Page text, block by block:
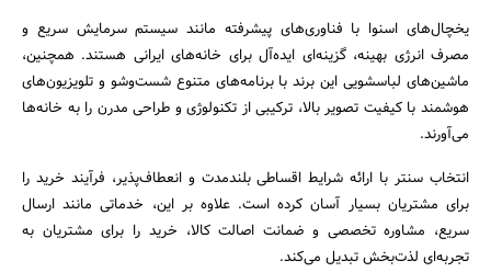
یخچال‌های اسنوا با فناوری‌های پیشرفته مانند سیستم سرمایش سریع و
مصرف انرژی بهینه، گزینه‌ای ایده‌آل برای خانه‌های ایرانی هستند. همچنین،
ماشین‌های لباسشویی این برند با برنامه‌های متنوع شست‌وشو و تلویزیون‌های
هوشمند با کیفیت تصویر بالا، ترکیبی از تکنولوژی و طراحی مدرن را به خانه‌ها
می‌آورند.
انتخاب سنتر با ارائه شرایط اقساطی بلندمدت و انعطاف‌پذیر، فرآیند خرید را
برای مشتریان بسیار آسان کرده است. علاوه بر این، خدماتی مانند ارسال
سریع، مشاوره تخصصی و ضمانت اصالت کالا، خرید را برای مشتریان به
تجربه‌ای لذت‌بخش تبدیل می‌کند.